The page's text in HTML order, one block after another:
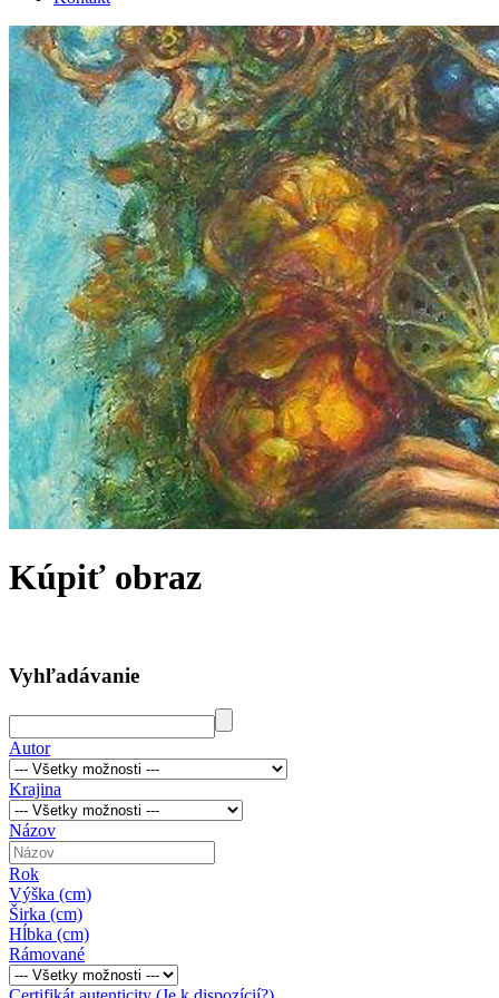
Kúpiť obraz
Vyhľadávanie
Autor
Krajina
Názov
Rok
Výška (cm)
Širka (cm)
Hĺbka (cm)
Rámované